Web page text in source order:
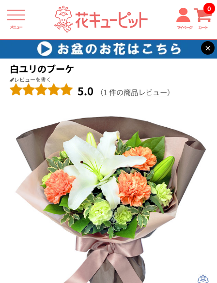
メニュー マイページ カート
0
×
花キューピット 退職祝い 【退職祝い】白ユリのブーケ
白ユリのブーケ
レビューを書く
5.0 （1 件の商品レビュー）